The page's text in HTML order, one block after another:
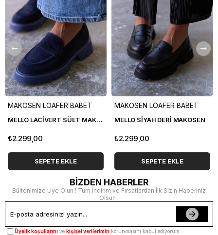
MAKOSEN LOAFER BABET
MELLO LACİVERT SÜET MAKOSEN
₺2.299,00
SEPETE EKLE
MAKOSEN LOAFER BABET
MELLO SİYAH DERİ MAKOSEN
₺2.299,00
SEPETE EKLE
BİZDEN HABERLER
Bültenimize Üye Olun ! Tüm İndirim ve Fırsatlardan İlk Sizin Haberiniz
Olsun !
Üyelik koşullarını ve kişisel verilerimin korunmasını kabul ediyorum.